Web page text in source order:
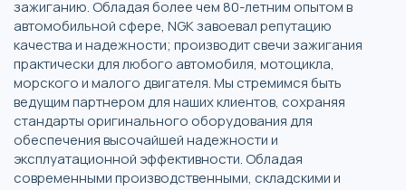
зажиганию. Обладая более чем 80-летним опытом в
автомобильной сфере, NGK завоевал репутацию
качества и надежности; производит свечи зажигания
практически для любого автомобиля, мотоцикла,
морского и малого двигателя. Мы стремимся быть
ведущим партнером для наших клиентов, сохраняя
стандарты оригинального оборудования для
обеспечения высочайшей надежности и
эксплуатационной эффективности. Обладая
современными производственными, складскими и